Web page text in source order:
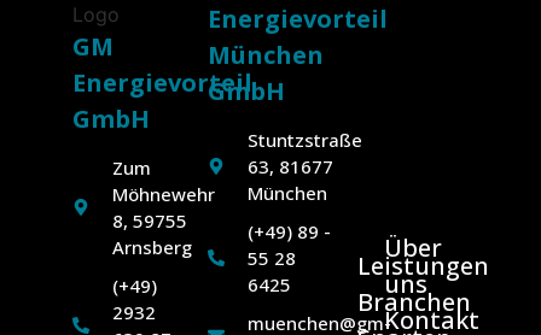
GM
Energievorteil
GmbH
Zum
Möhnewehr
8, 59755
Arnsberg
(+49)
2932
Energievorteil
München
GmbH
Stuntzstraße
63, 81677
München
(+49) 89 -
55 28
6425
muenchen@gm-
Leistungen
Branchen
Über
uns
Kontakt